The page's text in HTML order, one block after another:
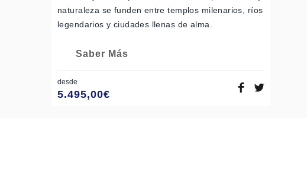
naturaleza se funden entre templos milenarios, ríos
legendarios y ciudades llenas de alma.
Saber Más
desde
5.495,00€